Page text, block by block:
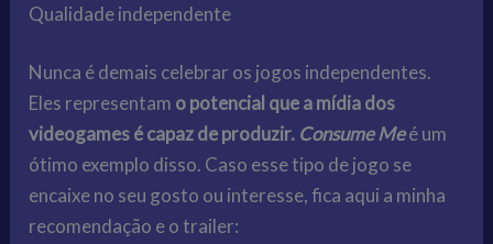
Qualidade independente
Nunca é demais celebrar os jogos independentes.
Eles representam o potencial que a mídia dos
videogames é capaz de produzir. Consume Meé um
ótimo exemplo disso. Caso esse tipo de jogo se
encaixe no seu gosto ou interesse, fica aqui a minha
recomendação e o trailer: